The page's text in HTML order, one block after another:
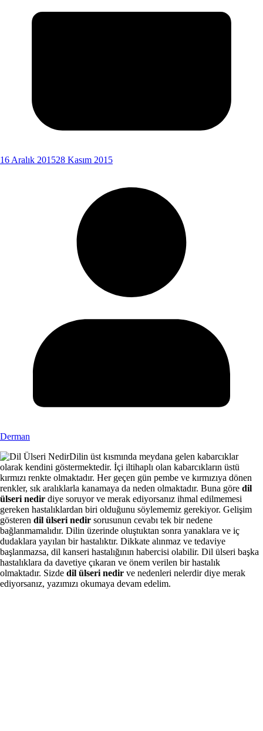
16 Aralık 201528 Kasım 2015
Derman
Dilin üst kısmında meydana gelen kabarcıklar
olarak kendini göstermektedir. İçi iltihaplı olan kabarcıkların üstü
kırmızı renkte olmaktadır. Her geçen gün pembe ve kırmızıya dönen
renkler, sık aralıklarla kanamaya da neden olmaktadır. Buna göre dil
ülseri nedir diye soruyor ve merak ediyorsanız ihmal edilmemesi
gereken hastalıklardan biri olduğunu söylememiz gerekiyor. Gelişim
gösteren dil ülseri nedir sorusunun cevabı tek bir nedene
bağlanmamalıdır. Dilin üzerinde oluştuktan sonra yanaklara ve iç
dudaklara yayılan bir hastalıktır. Dikkate alınmaz ve tedaviye
başlanmazsa, dil kanseri hastalığının habercisi olabilir. Dil ülseri başka
hastalıklara da davetiye çıkaran ve önem verilen bir hastalık
olmaktadır. Sizde dil ülseri nedir ve nedenleri nelerdir diye merak
ediyorsanız, yazımızı okumaya devam edelim.